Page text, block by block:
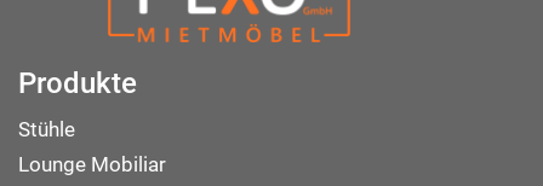
Produkte
Stühle
Lounge Mobiliar